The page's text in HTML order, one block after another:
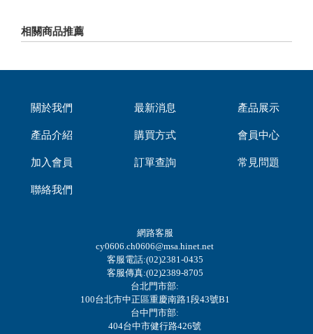
相關商品推薦
關於我們 最新消息 產品展示
產品介紹 購買方式 會員中心
加入會員 訂單查詢 常見問題
聯絡我們
網路客服
cy0606.ch0606@msa.hinet.net
客服電話:(02)2381-0435
客服傳真:(02)2389-8705
台北門市部:
100台北市中正區重慶南路1段43號B1
台中門市部:
404台中市健行路426號